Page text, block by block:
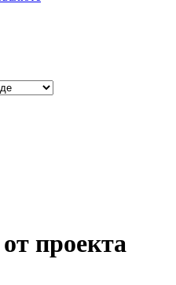
проекта